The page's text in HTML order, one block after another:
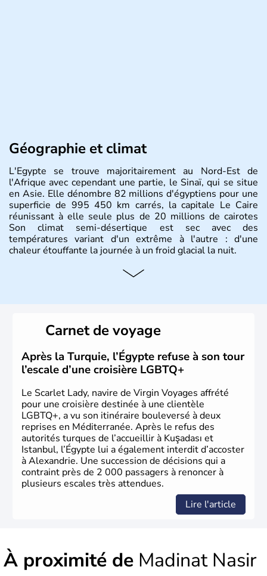
Géographie et climat
L'Egypte se trouve majoritairement au Nord-Est de
l'Afrique avec cependant une partie, le Sinaï, qui se situe
en Asie. Elle dénombre 82 millions d'égyptiens pour une
superficie de 995 450 km carrés, la capitale Le Caire
réunissant à elle seule plus de 20 millions de cairotes
Son climat semi-désertique est sec avec des
températures variant d'un extrême à l'autre : d'une
chaleur étouffante la journée à un froid glacial la nuit.
Histoire et administration
passé sont connues pour leur culture et leurs
technologies très en avance sur le reste du monde. Après
avoir été occupée par divers peuples comme les perses et
les grecs, cette république démocratique se développe
sous la domination arabe au VIIème siècle et en garde sa
langue officielle.
Carnet de voyage
Après la Turquie, l’Égypte refuse à son tour
l’escale d’une croisière LGBTQ+
Le Scarlet Lady, navire de Virgin Voyages affrété
pour une croisière destinée à une clientèle
LGBTQ+, a vu son itinéraire bouleversé à deux
reprises en Méditerranée. Après le refus des
autorités turques de l’accueillir à Kuşadası et
Istanbul, l’Égypte lui a également interdit d’accoster
à Alexandrie. Une succession de décisions qui a
contraint près de 2 000 passagers à renoncer à
plusieurs escales très attendues.
Lire l'article
À proximité de Madinat Nasir